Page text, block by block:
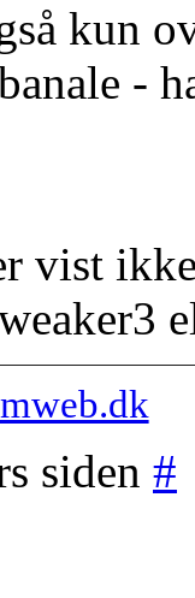
kun
-
vist
siden #